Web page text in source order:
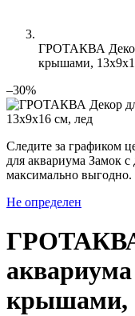
ГРОТАКВА Декор
крышами,
–30%
Следите за графиком
для аквариума Замок
максимально выгодно.
Не определен
крышами,